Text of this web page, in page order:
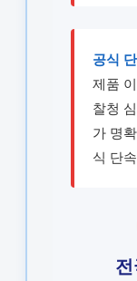
공식
제품
찰청
가 명
식 단